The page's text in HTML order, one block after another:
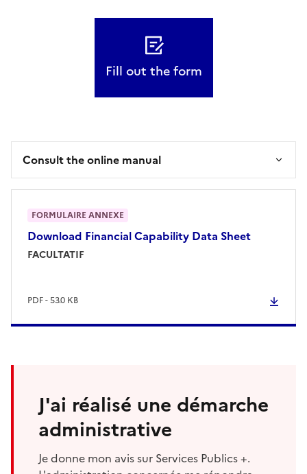
Fill out the form
Consult the online manual
Download Financial Capability Data Sheet
FACULTATIF
PDF - 53.0 KB
FORMULAIRE ANNEXE
J'ai réalisé une démarche
administrative
Je donne mon avis sur Services Publics +.